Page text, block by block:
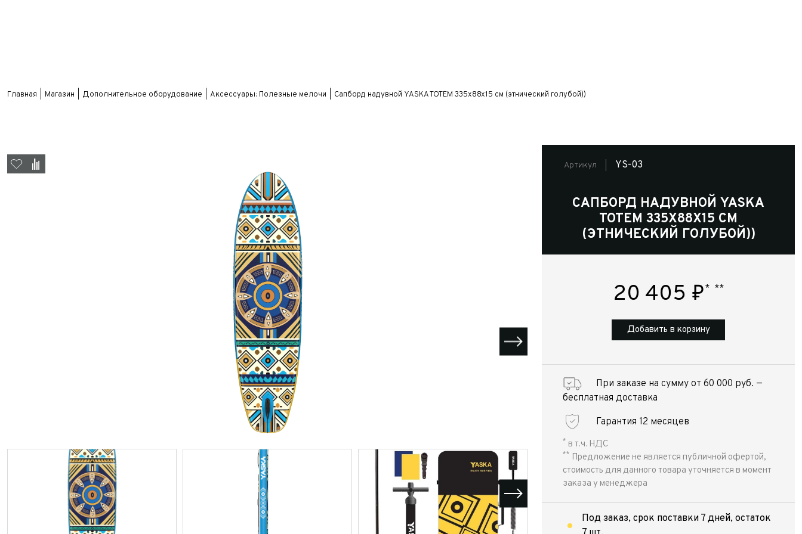
Главная Магазин Дополнительное оборудование Аксессуары: Полезные мелочи Сапборд надувной YASKA TOTEM 335x88x15 см (этнический голубой))
Артикул YS-03
САПБОРД НАДУВНОЙ YASKA
TOTEM 335X88X15 СМ
(ЭТНИЧЕСКИЙ ГОЛУБОЙ))
20 405 ₽* **
Добавить в корзину
При заказе на сумму от 60 000 руб. —
бесплатная доставка
Гарантия 12 месяцев
* в т.ч. НДС
** Предложение не является публичной офертой,
стоимость для данного товара уточняется в момент
заказа у менеджера
Под заказ, срок поставки 7 дней, остаток